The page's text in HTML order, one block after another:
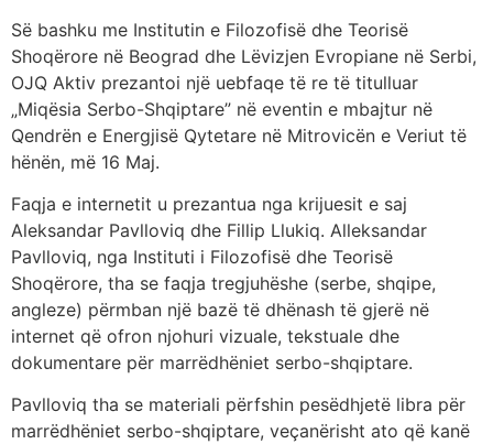
Së bashku me Institutin e Filozofisë dhe Teorisë
Shoqërore në Beograd dhe Lëvizjen Evropiane në Serbi,
OJQ Aktiv prezantoi një uebfaqe të re të titulluar
„Miqësia Serbo-Shqiptare” në eventin e mbajtur në
Qendrën e Energjisë Qytetare në Mitrovicën e Veriut të
hënën, më 16 Maj.
Faqja e internetit u prezantua nga krijuesit e saj
Aleksandar Pavlloviq dhe Fillip Llukiq. Alleksandar
Pavlloviq, nga Instituti i Filozofisë dhe Teorisë
Shoqërore, tha se faqja tregjuhëshe (serbe, shqipe,
angleze) përmban një bazë të dhënash të gjerë në
internet që ofron njohuri vizuale, tekstuale dhe
dokumentare për marrëdhëniet serbo-shqiptare.
Pavlloviq tha se materiali përfshin pesëdhjetë libra për
marrëdhëniet serbo-shqiptare, veçanërisht ato që kanë